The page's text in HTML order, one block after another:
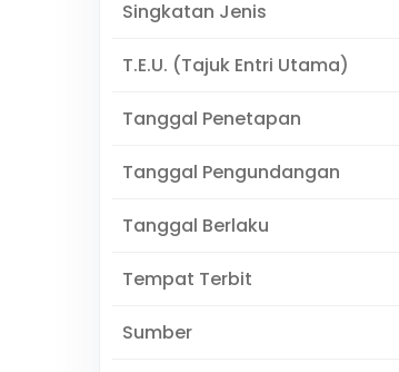
Singkatan Jenis
T.E.U. (Tajuk Entri Utama)
Tanggal Penetapan
Tanggal Pengundangan
Tanggal Berlaku
Tempat Terbit
Sumber